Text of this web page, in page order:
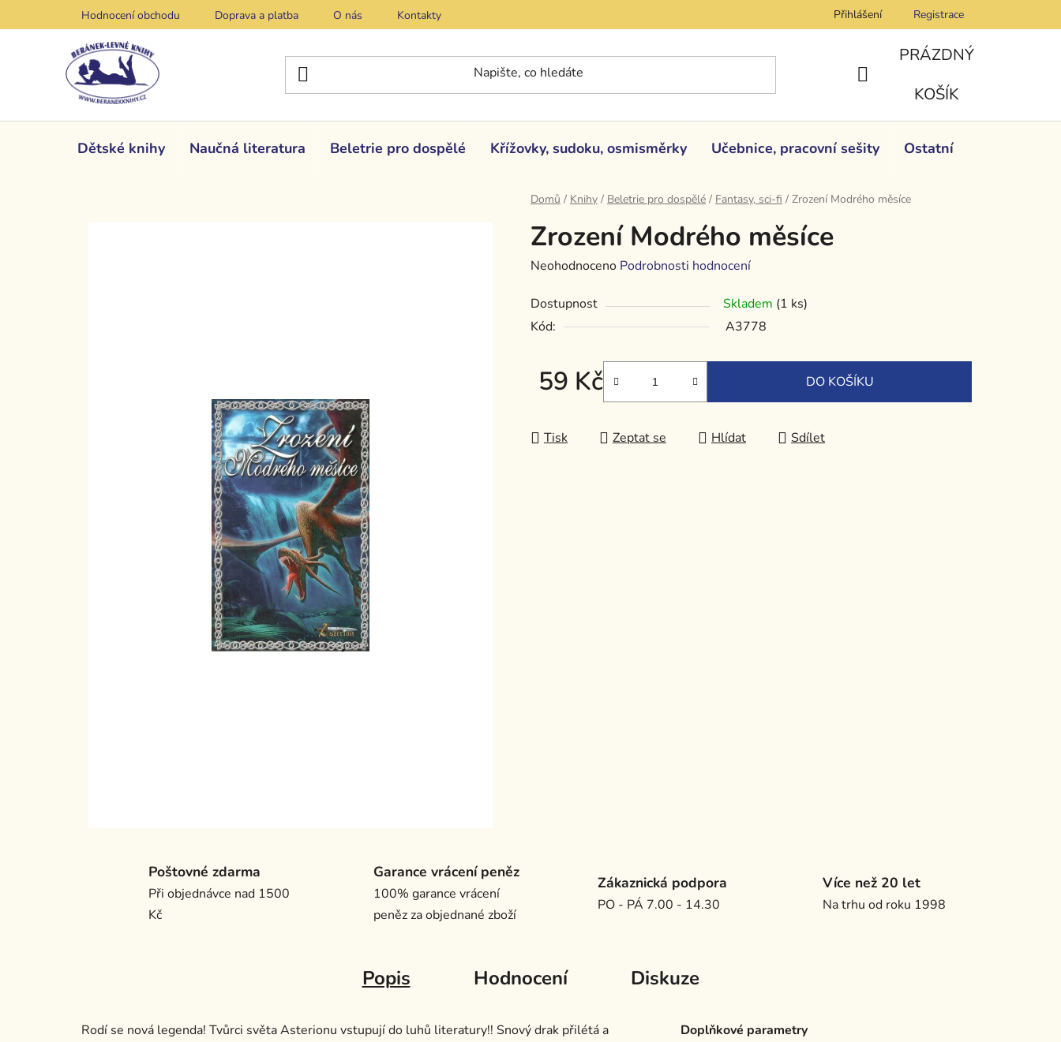
na
Hodnocení obchodu Doprava a platba O nás Kontakty Přihlášení Registrace
NÁKUPNÍ
PRÁZDNÝ
KOŠÍK
Dětské knihy Naučná literatura Beletrie pro dospělé Křížovky, sudoku, osmisměrky Učebnice, pracovní sešity Ostatní
Domů / Knihy / Beletrie pro dospělé / Fantasy, sci-fi / Zrození Modrého měsíce
Zrození Modrého měsíce
Průměrné
produktu
je
Neohodnoceno Podrobnosti hodnocení
Dostupnost Skladem (1 ks)
Kód:
A3778
59 Kč
Měrná cena:
DO KOŠÍKU
Tisk Zeptat se Hlídat Sdílet
Poštovné zdarma
Při objednávce nad 1500
Kč
Garance vrácení peněz
100% garance vrácení
peněz za objednané zboží
Zákaznická podpora
PO - PÁ 7.00 - 14.30
Více než 20 let
Na trhu od roku 1998
Popis Hodnocení Diskuze
Rodí se nová legenda! Tvůrci světa Asterionu vstupují do luhů literatury!! Snový drak přilétá a
Doplňkové parametry